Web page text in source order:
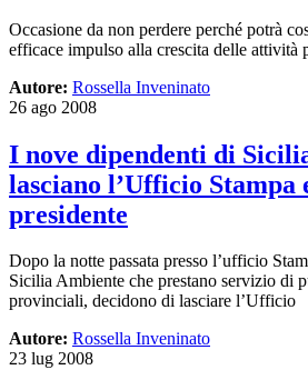
Occasione da non perdere perché potrà
efficace impulso alla crescita delle attività
Autore: Rossella Inveninato
26 ago 2008
I nove dipendenti di
lasciano l’Ufficio
presidente
Dopo la notte passata presso l’ufficio
Sicilia Ambiente che prestano servizio di
provinciali, decidono di lasciare l’Ufficio
Autore: Rossella Inveninato
23 lug 2008